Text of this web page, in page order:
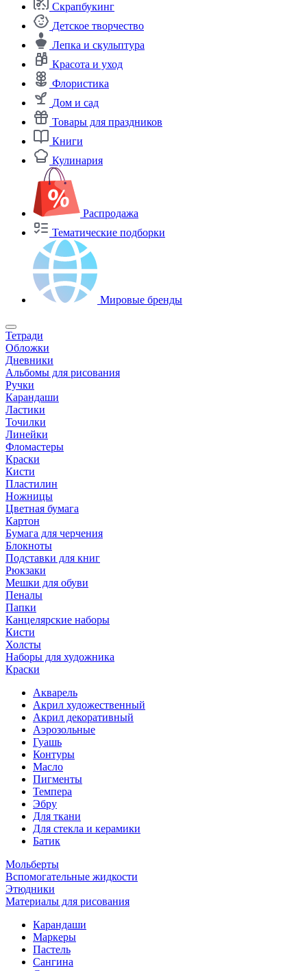
Скрапбукинг
Детское творчество
Лепка и скульптура
Красота и уход
Флористика
Дом и сад
Товары для праздников
Книги
Кулинария
Распродажа
Тематические подборки
Мировые бренды
Тетради
Обложки
Дневники
Альбомы для рисования
Ручки
Карандаши
Ластики
Точилки
Линейки
Фломастеры
Краски
Кисти
Пластилин
Ножницы
Цветная бумага
Картон
Бумага для черчения
Блокноты
Подставки для книг
Рюкзаки
Мешки для обуви
Пеналы
Папки
Канцелярские наборы
Кисти
Холсты
Наборы для художника
Краски
Акварель
Акрил художественный
Акрил декоративный
Аэрозольные
Гуашь
Контуры
Масло
Пигменты
Темпера
Эбру
Для ткани
Для стекла и керамики
Батик
Мольберты
Вспомогательные жидкости
Этюдники
Материалы для рисования
Карандаши
Маркеры
Пастель
Сангина